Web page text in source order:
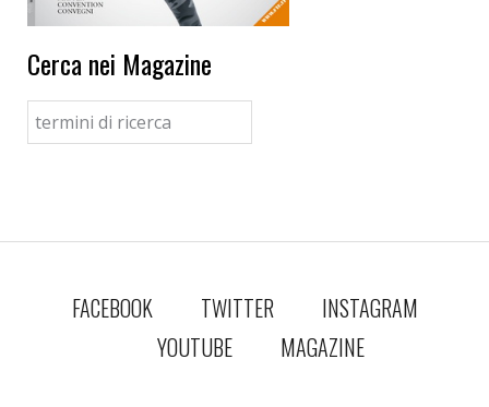
Cerca nei Magazine
FACEBOOK TWITTER
INSTAGRAM
YOUTUBE
MAGAZINE